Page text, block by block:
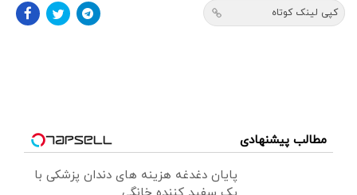
کپی لینک کوتاه
مطالب پیشنهادی
پایان دغدغه هزینه های دندان پزشکی با